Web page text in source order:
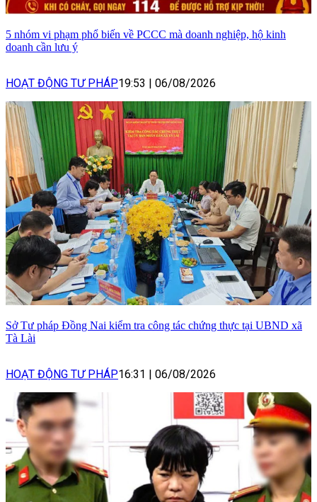
5 nhóm vi phạm phổ biến về PCCC mà doanh nghiệp, hộ kinh
doanh cần lưu ý
HOẠT ĐỘNG TƯ PHÁP19:53 06/08/2026
Sở Tư pháp Đồng Nai kiểm tra công tác chứng thực tại UBND xã
Tà Lài
HOẠT ĐỘNG TƯ PHÁP16:31 06/08/2026